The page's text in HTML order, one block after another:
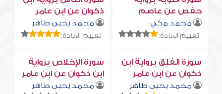
حفص عن عاصم
محمد مكي
تقييم المادة:
ذكوان عن ابن عامر
محمد يحيى طاهر
تقييم المادة:
سورة الفلق برواية ابن
ذكوان عن ابن عامر
محمد يحيى طاهر
سورة الإخلاص برواية
ابن ذكوان عن ابن عامر
محمد يحيى طاهر